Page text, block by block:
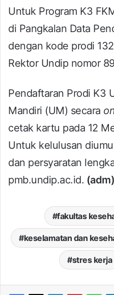
Untuk Program K3
di Pangkalan Data
dengan kode prodi
Rektor Undip nomor
Pendaftaran Prodi K3
Mandiri (UM) secara
cetak kartu pada 12
Untuk kelulusan
dan persyaratan
pmb.undip.ac.id. (adm)
fakultas
keselamatan dan
stres kerja